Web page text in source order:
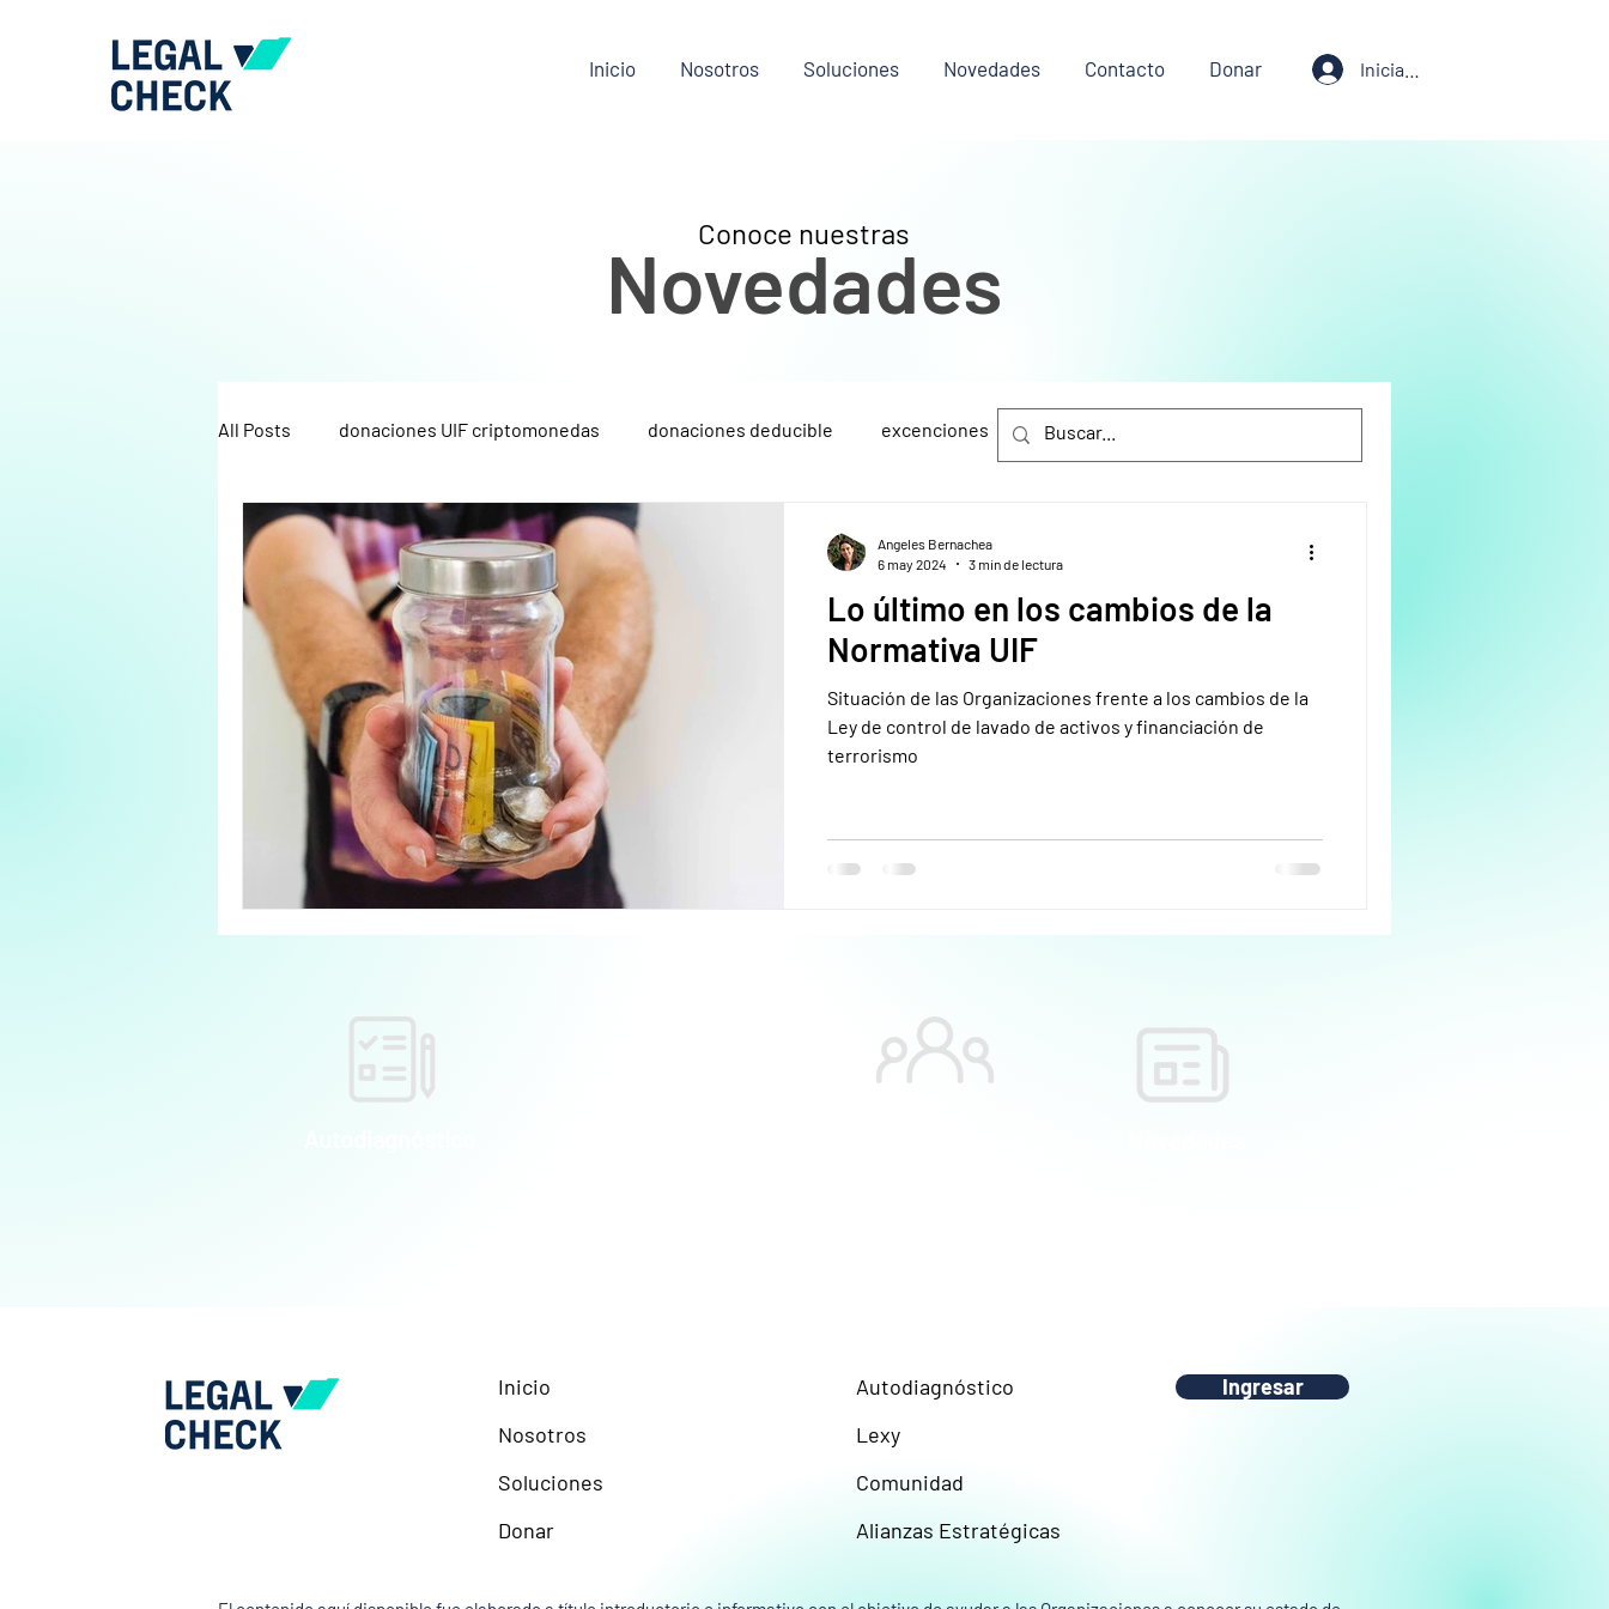
Inicio Nosotros Soluciones Novedades Contacto Donar Iniciar sesión
Conoce nuestras
Novedades
All Posts donaciones UIF criptomonedas donaciones deducible excenciones Ambiente
IGJ marco regulatorio latam
Lo último en los cambios de la
Normativa UIF
Situación de las Organizaciones frente a los cambios de la
Ley de control de lavado de activos y financiación de
terrorismo
Angeles Bernachea
6 may 2024
3 min de lectura
Inicio
Nosotros
Soluciones
Donar
Autodiagnóstico
Lexy
Ingresar
Comunidad
Alianzas Estratégicas